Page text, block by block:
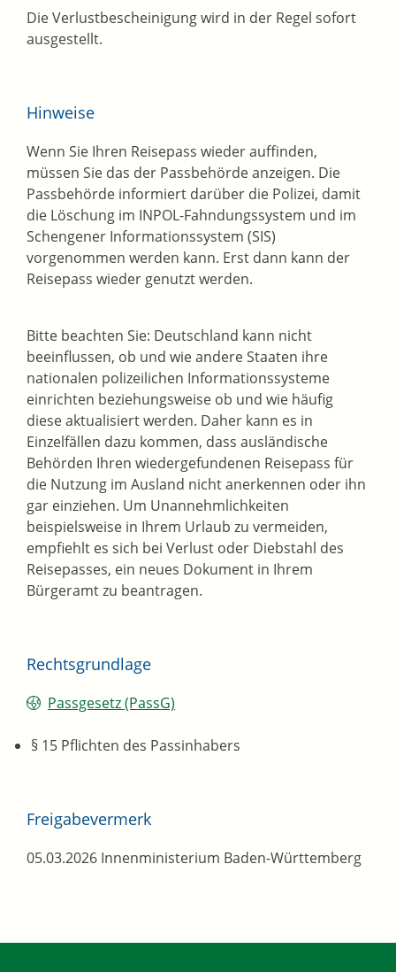
Die Verlustbescheinigung wird in der Regel sofort
ausgestellt.
Hinweise
Wenn Sie Ihren Reisepass wieder auffinden,
müssen Sie das der Passbehörde anzeigen. Die
Passbehörde informiert darüber die Polizei, damit
die Löschung im INPOL-Fahndungssystem und im
Schengener Informationssystem (SIS)
vorgenommen werden kann. Erst dann kann der
Reisepass wieder genutzt werden.
Bitte beachten Sie: Deutschland kann nicht
beeinflussen, ob und wie andere Staaten ihre
nationalen polizeilichen Informationssysteme
einrichten beziehungsweise ob und wie häufig
diese aktualisiert werden. Daher kann es in
Einzelfällen dazu kommen, dass ausländische
Behörden Ihren wiedergefundenen Reisepass für
die Nutzung im Ausland nicht anerkennen oder ihn
gar einziehen. Um Unannehmlichkeiten
beispielsweise in Ihrem Urlaub zu vermeiden,
empfiehlt es sich bei Verlust oder Diebstahl des
Reisepasses, ein neues Dokument in Ihrem
Bürgeramt zu beantragen.
Rechtsgrundlage
Passgesetz (PassG)
§ 15 Pflichten des Passinhabers
Freigabevermerk
05.03.2026 Innenministerium Baden-Württemberg